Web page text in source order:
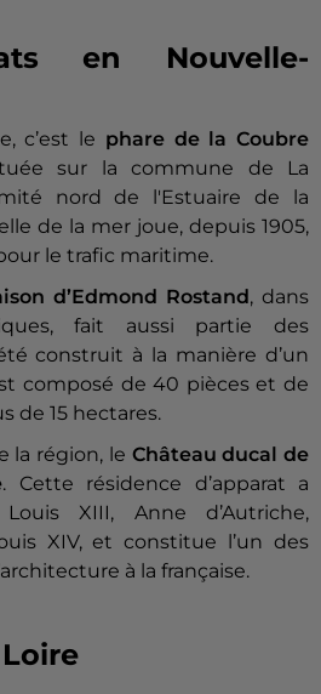
en Nouvelle-
c’est le phare de la Coubre
sur la commune de La
nord de l'Estuaire de la
de la mer joue, depuis 1905,
le trafic maritime.
d’Edmond Rostand , dans
fait aussi partie des
construit à la manière d’un
composé de 40 pièces et de
de 15 hectares.
la région, le Château ducal de
. Cette résidence d’apparat a
XIII, Anne d’Autriche,
XIV, et constitue l’un des
à la française.